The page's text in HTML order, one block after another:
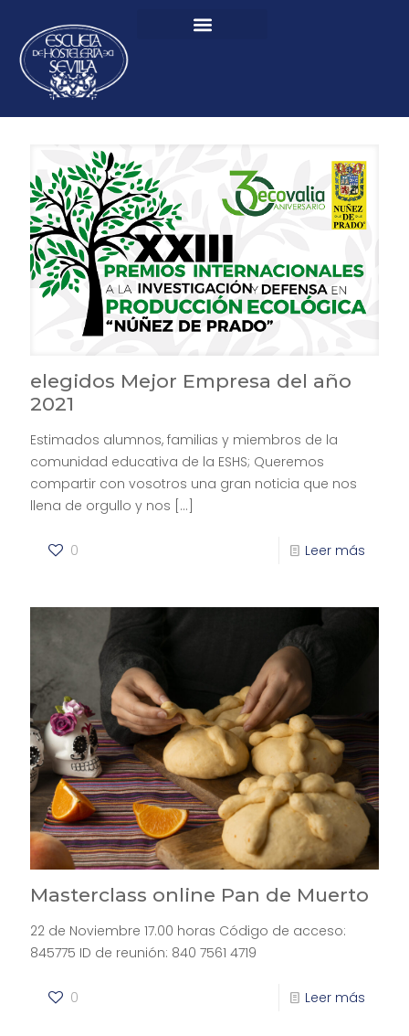
elegidos Mejor Empresa del año
2021
Estimados alumnos, familias y miembros de la
comunidad educativa de la ESHS; Queremos
compartir con vosotros una gran noticia que nos
llena de orgullo y nos […]
0 Leer más
Masterclass online Pan de Muerto
22 de Noviembre 17.00 horas Código de acceso:
845775 ID de reunión: 840 7561 4719
0 Leer más